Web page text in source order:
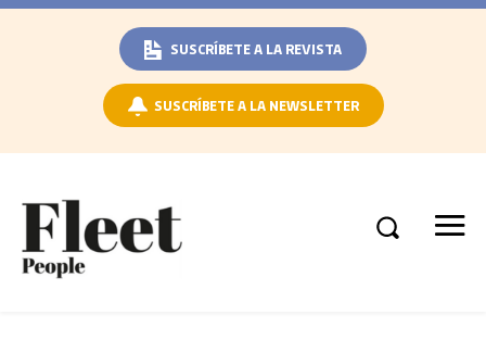
SUSCRÍBETE A LA REVISTA
SUSCRÍBETE A LA NEWSLETTER